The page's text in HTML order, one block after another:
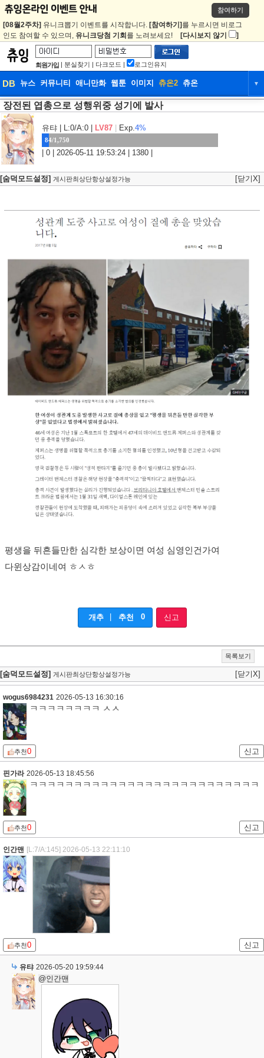
참여하기
[08월2주차] 유니크뽑기 이벤트를 시작합니다. [참여하기] 를 누르시면 비로그
인도 참여할 수 있으며, 유니크당첨 기회 를 노려보세요! [다시보지 않기 ]
회원가입 | 분실찾기 | 다크모드 | 로그인유지
DB 뉴스 커뮤니티 애니만화 웹툰 이미지 츄온2 츄온 ▼
DB 뉴스 커뮤니티
웹툰 이미지
장전된 엽총으로 성행위중 성기에 발사
유탸 | L:0/A:0 | LV87 Exp.4%
84/1,750
| 0 | 2026-05-11 19:53:24 | 1380 |
[숨덕모드설정] 게시판최상단항상설정가능 [닫기X]
평생을 뒤흔들만한 심각한 보상이면 여성 심영인건가여
다윈상감이네여 ㅎㅅㅎ
개추 | 추천 0 신고
목록보기
[숨덕모드설정] 게시판최상단항상설정가능 [닫기X]
wogus6984231 2026-05-13 16:30:16
ㅋㅋㅋㅋㅋㅋㅋㅋ ㅅㅅ
추천0 신고
핀가라 2026-05-13 18:45:56
ㅋㅋㅋㅋㅋㅋㅋㅋㅋㅋㅋㅋㅋㅋㅋㅋㅋㅋㅋㅋㅋㅋㅋㅋㅋㅋ
추천0 신고
인간맨 [L:7/A:145] 2026-05-13 22:11:10
추천0 신고
유탸 2026-05-20 19:59:44
@인간맨